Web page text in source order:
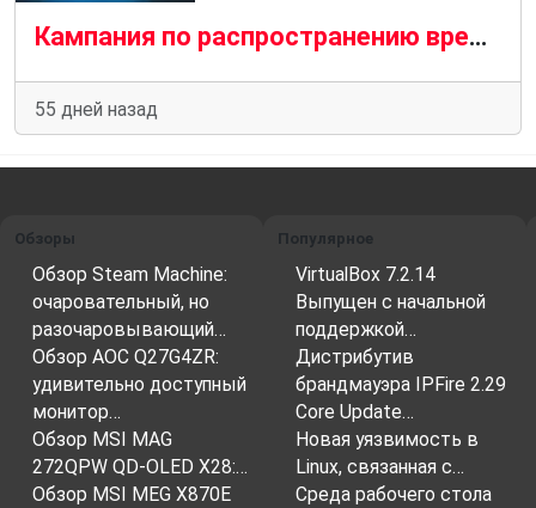
Кампания по распространению вредоносных программ в Arch Linux AUR затронула несколько пакетов, предоставленных пользователями
55 дней назад
Обзоры
Обзор Steam Machine:
очаровательный, но
разочаровывающий…
Обзор AOC Q27G4ZR:
удивительно доступный
монитор…
Обзор MSI MAG
272QPW QD-OLED X28:…
Обзор MSI MEG X870E
Популярное
VirtualBox 7.2.14
Выпущен с начальной
поддержкой…
Дистрибутив
брандмауэра IPFire 2.29
Core Update…
Новая уязвимость в
Linux, связанная с…
Среда рабочего стола